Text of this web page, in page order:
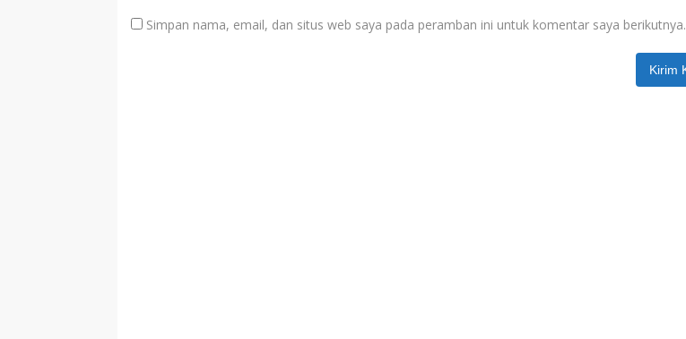
Simpan nama, email, dan situs web saya pada peramban ini untuk komentar saya berikutnya.